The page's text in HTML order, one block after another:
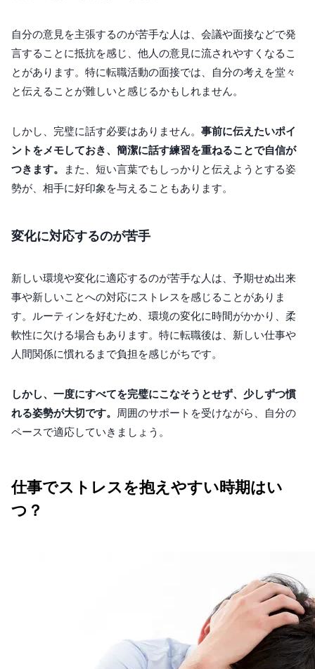
自分の意見を主張するのが苦手な人は、会議や面接などで発
言することに抵抗を感じ、他人の意見に流されやすくなるこ
とがあります。特に転職活動の面接では、自分の考えを堂々
と伝えることが難しいと感じるかもしれません。
しかし、完璧に話す必要はありません。 事前に伝えたいポイ
ントをメモしておき、簡潔に話す練習を重ねることで自信が
つきます。
また、短い言葉でもしっかりと伝えようとする姿
勢が、相手に好印象を与えることもあります。
変化に対応するのが苦手
新しい環境や変化に適応するのが苦手な人は、予期せぬ出来
事や新しいことへの対応にストレスを感じることがありま
す。ルーティンを好むため、環境の変化に時間がかかり、柔
軟性に欠ける場合もあります。特に転職後は、新しい仕事や
人間関係に慣れるまで負担を感じがちです。
しかし、一度にすべてを完璧にこなそうとせず、少しずつ慣
れる姿勢が大切です。 周囲のサポートを受けながら、自分の
ペースで適応していきましょう。
仕事でストレスを抱えやすい時期はい
つ？